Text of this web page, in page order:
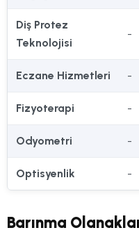
Diş Protez
Teknolojisi
-
Eczane Hizmetleri -
Fizyoterapi -
Odyometri -
Optisyenlik -
Barınma